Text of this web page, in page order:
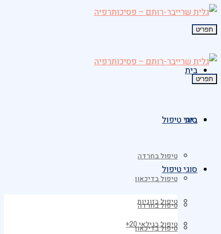
תפריט
בית
סוגי טיפול
טיפול בחרדה
טיפול בדיכאון
טיפול בזוגיות
טיפול בגילאי 20+
תפריט
בית
סוגי טיפול
טיפול בחרדה
טיפול בדיכאון